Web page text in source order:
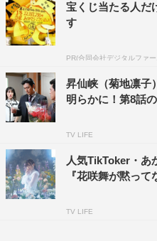
宝くじ当たる人だ
す
PR(合同会社デジタルファ
昇仙峡（菊地凛子
明らかに！第8話
TV LIFE
人気TikToker・あ
『花咲舞が黙っ
TV LIFE